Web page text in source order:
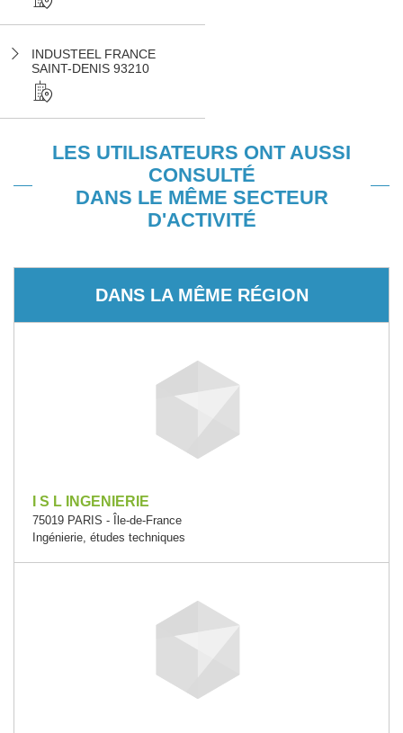
INDUSTEEL FRANCE
SAINT-DENIS 93210
LES UTILISATEURS ONT AUSSI
CONSULTÉ
DANS LE MÊME SECTEUR
D'ACTIVITÉ
DANS LA MÊME RÉGION
I S L INGENIERIE
75019 PARIS - Île-de-France
Ingénierie, études techniques